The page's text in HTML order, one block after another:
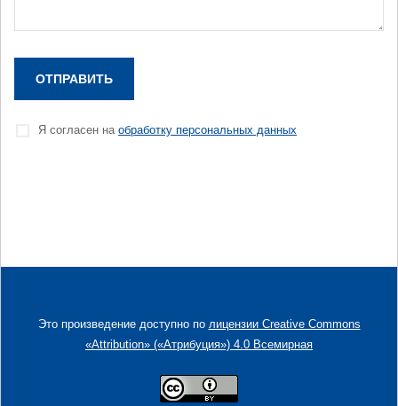
ОТПРАВИТЬ
Я согласен на обработку персональных данных
Это произведение доступно по лицензии Creative Commons
«Attribution» («Атрибуция») 4.0 Всемирная